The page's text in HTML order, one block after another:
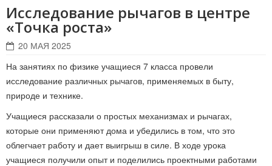
Исследование рычагов в центре
«Точка роста»
20 МАЯ 2025
На занятиях по физике учащиеся 7 класса провели
исследование различных рычагов, применяемых в быту,
природе и технике.
Учащиеся рассказали о простых механизмах и рычагах,
которые они применяют дома и убедились в том, что это
облегчает работу и дает выигрыш в силе. В ходе урока
учащиеся получили опыт и поделились проектными работами